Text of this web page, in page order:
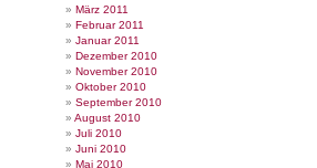
März 2011
Februar 2011
Januar 2011
Dezember 2010
November 2010
Oktober 2010
September 2010
August 2010
Juli 2010
Juni 2010
Mai 2010